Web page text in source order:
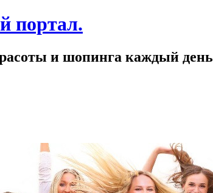
портал.
и шопинга каждый день